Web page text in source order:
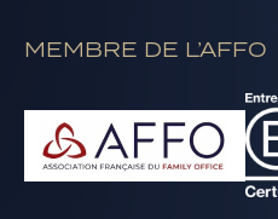
MEMBRE DE L’AFFO